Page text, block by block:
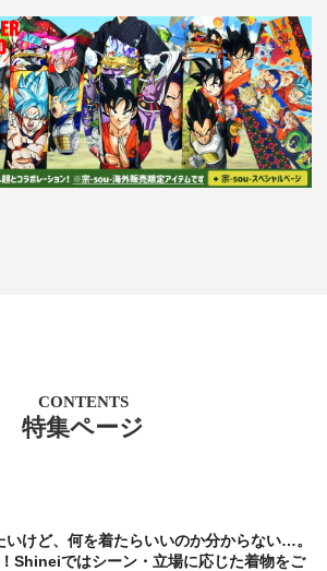
CONTENTS
特集ページ
けど、何を着たらいいのか分からない…。
Shineiではシーン・立場に応じた着物をご